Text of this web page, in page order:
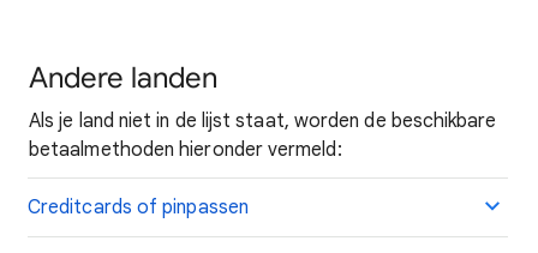
Andere landen
Als je land niet in de lijst staat, worden de beschikbare
betaalmethoden hieronder vermeld:
Creditcards of pinpassen